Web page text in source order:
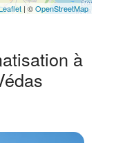
| ©OpenStreetMap
à